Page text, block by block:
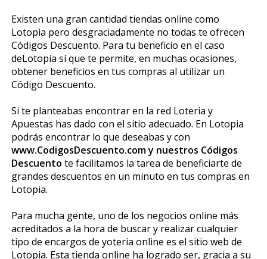
Existen una gran cantidad tiendas online como
Lotopia pero desgraciadamente no todas te ofrecen
Códigos Descuento. Para tu beneficio en el caso
deLotopia sí que te permite, en muchas ocasiones,
obtener beneficios en tus compras al utilizar un
Código Descuento.
Si te planteabas encontrar en la red Loteria y
Apuestas has dado con el sitio adecuado. En Lotopia
podrás encontrar lo que deseabas y con
www.CodigosDescuento.com y nuestros Códigos
Descuento te facilitamos la tarea de beneficiarte de
grandes descuentos en un minuto en tus compras en
Lotopia.
Para mucha gente, uno de los negocios online más
acreditados a la hora de buscar y realizar cualquier
tipo de encargos de yoteria online es el sitio web de
Lotopia. Esta tienda online ha logrado ser, gracia a su